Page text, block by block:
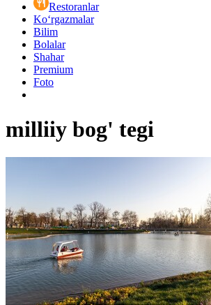
Restoranlar
Ko‘rgazmalar
Bilim
Bolalar
Shahar
Premium
Foto
milliiy bog' tegi